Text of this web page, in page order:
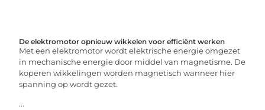
De elektromotor opnieuw wikkelen voor efficiënt werken
Met een elektromotor wordt elektrische energie omgezet
in mechanische energie door middel van magnetisme. De
koperen wikkelingen worden magnetisch wanneer hier
spanning op wordt gezet.
...